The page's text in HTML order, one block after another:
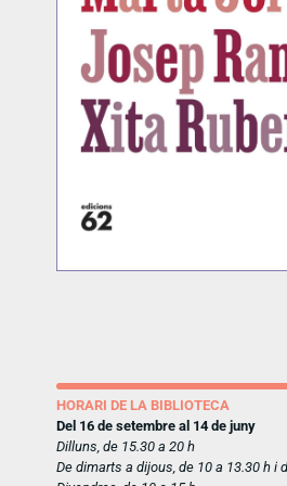
HORARI DE LA BIBLIOTECA
Del 16 de setembre al 14 de juny
Dilluns, de 15.30 a 20 h
De dimarts a dijous, de 10 a 13.30 h i